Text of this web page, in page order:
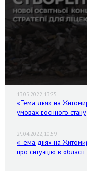
13.05.2022, 13:25
«Тема дня» на
умовах воєнного стану
29.04.2022, 10:59
«Тема дня» на
про ситуацію в області